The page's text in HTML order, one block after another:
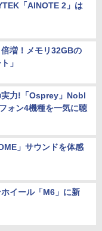
「AINOTE 2」は
増！メモリ32GBの
」
実力!「Osprey」Nobl
ォン4機種を一気に聴
」サウンドを体感
イール「M6」に新